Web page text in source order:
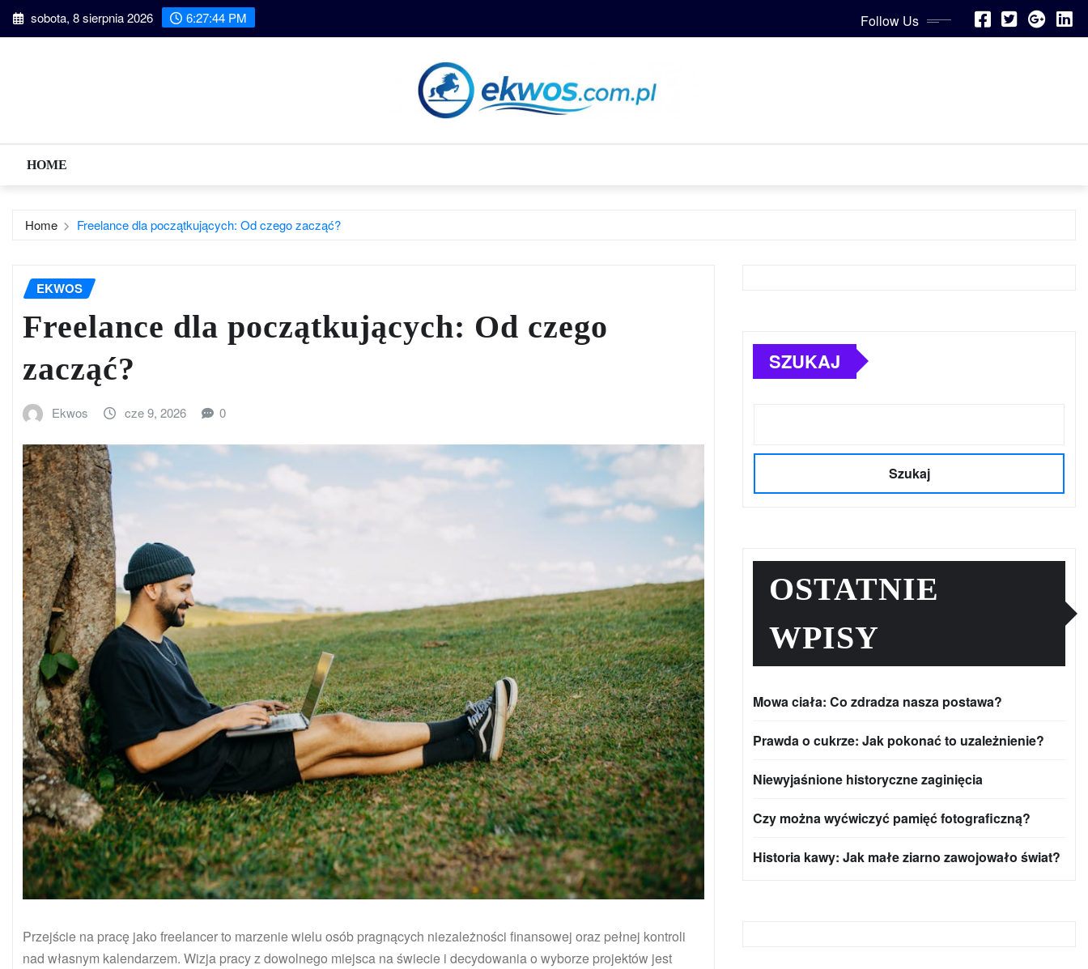
Skip sobota, 8 sierpnia 2026 6:27:46 PM Follow Us
HOME
Home Freelance dla początkujących: Od czego zacząć?
EKWOS
Freelance dla początkujących: Od czego
zacząć?
Ekwos cze 9, 2026 0
Przejście na pracę jako freelancer to marzenie wielu osób pragnących niezależności finansowej oraz pełnej kontroli
nad własnym kalendarzem. Wizja pracy z dowolnego miejsca na świecie i decydowania o wyborze projektów jest
SZUKAJ
Szukaj
OSTATNIE
WPISY
Mowa ciała: Co zdradza nasza postawa?
Prawda o cukrze: Jak pokonać to uzależnienie?
Niewyjaśnione historyczne zaginięcia
Czy można wyćwiczyć pamięć fotograficzną?
Historia kawy: Jak małe ziarno zawojowało świat?